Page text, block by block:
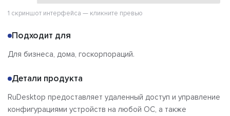
1 скриншот интерфейса — кликните превью
Подходит для
Для бизнеса, дома, госкорпораций.
Детали продукта
RuDesktop предоставляет удаленный доступ и управление
конфигурациями устройств на любой ОС, а также